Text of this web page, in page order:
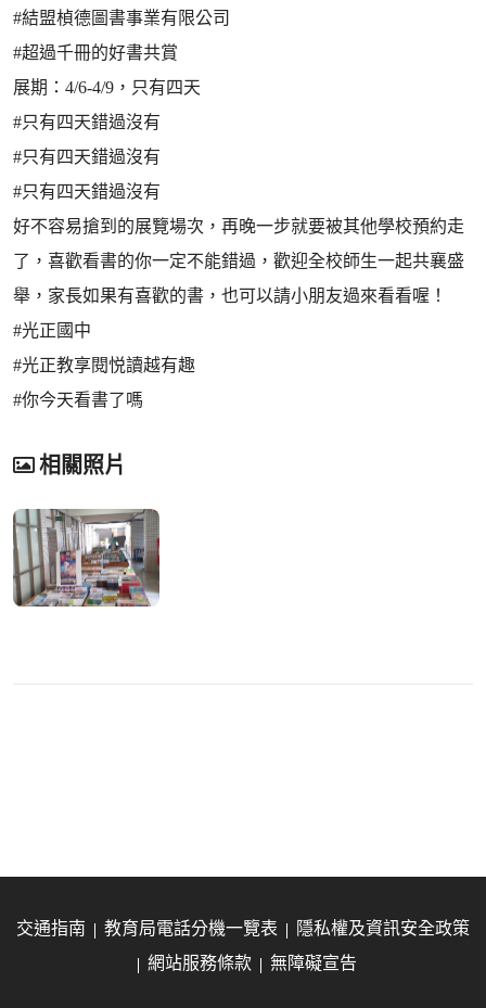
#結盟楨德圖書事業有限公司
#超過千冊的好書共賞
展期：4/6-4/9，只有四天
#只有四天錯過沒有
#只有四天錯過沒有
#只有四天錯過沒有
好不容易搶到的展覽場次，再晚一步就要被其他學校預約走
了，喜歡看書的你一定不能錯過，歡迎全校師生一起共襄盛
舉，家長如果有喜歡的書，也可以請小朋友過來看看喔！
#光正國中
#光正教享閱悦讀越有趣
#你今天看書了嗎
相關照片
交通指南 教育局電話分機一覽表
隱私權及資訊安全政策
網站服務條款
無障礙宣告